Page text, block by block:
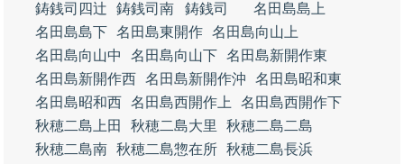
鋳銭司四辻
鋳銭司南 鋳銭司
名田島島上
名田島島下 名田島東開作 名田島向山上
名田島向山中
名田島向山下 名田島新開作東
名田島新開作西 名田島新開作沖
名田島昭和東
名田島昭和西 名田島西開作上
名田島西開作下
秋穂二島上田
秋穂二島大里
秋穂二島二島
秋穂二島南 秋穂二島惣在所 秋穂二島長浜